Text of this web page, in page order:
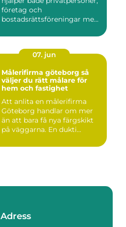
företag och
bostadsrättsföreningar med
07. jun
Målerifirma göteborg så
väljer du rätt målare för
hem och fastighet
Att anlita en målerifirma
Göteborg handlar om mer
än att bara få nya färgskikt
på väggarna. En dukti...
Adress